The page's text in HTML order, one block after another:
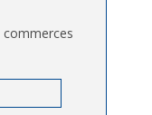
commerces